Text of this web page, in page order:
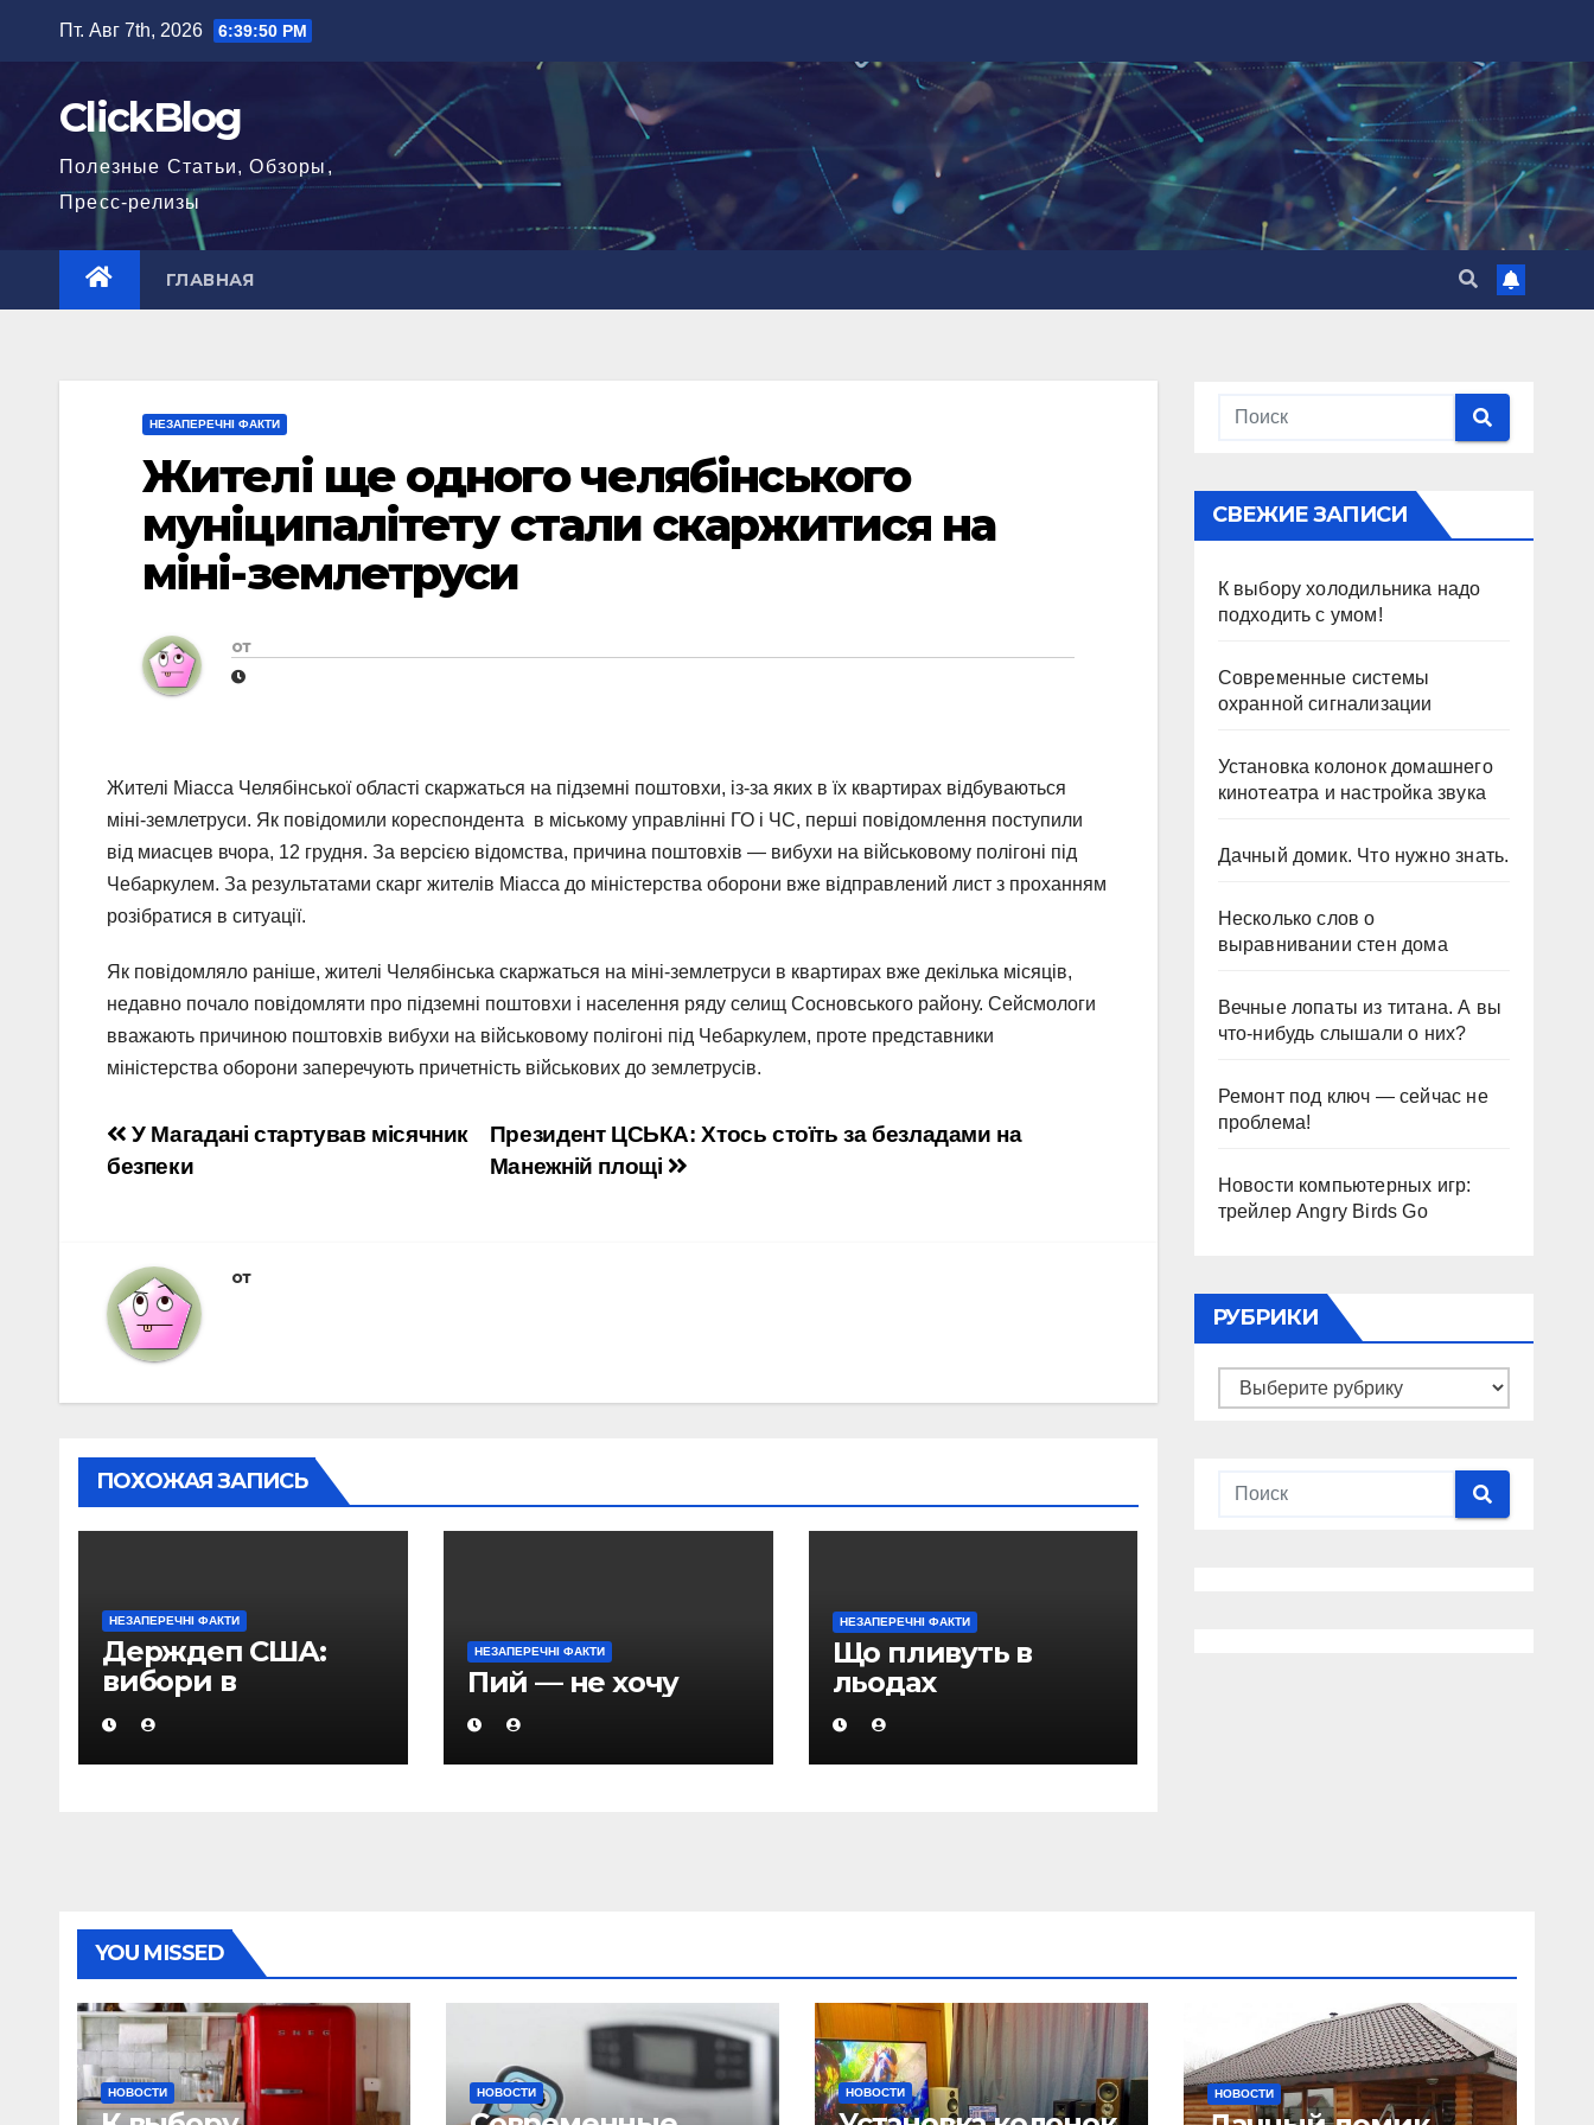
содержимому
Пт. Авг 7th, 2026 6:39:51 PM
ClickBlog
Полезные Статьи, Обзоры,
Пресс-релизы
ГЛАВНАЯ
НЕЗАПЕРЕЧНІ ФАКТИ
Жителі ще одного челябінського
муніципалітету стали скаржитися на
міні-землетруси
от
Жителі Міасса Челябінської області скаржаться на підземні поштовхи, із-за яких в їх квартирах відбуваються
міні-землетруси. Як повідомили кореспондента в міському управлінні ГО і ЧС, перші повідомлення поступили
від миасцев вчора, 12 грудня. За версією відомства, причина поштовхів — вибухи на військовому полігоні під
Чебаркулем. За результатами скарг жителів Міасса до міністерства оборони вже відправлений лист з проханням
розібратися в ситуації.
Як повідомляло раніше, жителі Челябінська скаржаться на міні-землетруси в квартирах вже декілька місяців,
недавно почало повідомляти про підземні поштовхи і населення ряду селищ Сосновського району. Сейсмологи
вважають причиною поштовхів вибухи на військовому полігоні під Чебаркулем, проте представники
міністерства оборони заперечують причетність військових до землетрусів.
Навигация
Президент ЦСЬКА: Хтось стоїть за безладами на
Манежній площі
У Магадані стартував місячник
безпеки
от
ПОХОЖАЯ ЗАПИСЬ
НЕЗАПЕРЕЧНІ ФАКТИ
Держдеп США:
вибори в
Азербайджані не
відповідали
міжнародним
НЕЗАПЕРЕЧНІ ФАКТИ
Пий — не хочу
НЕЗАПЕРЕЧНІ ФАКТИ
Що пливуть в
льодах
СВЕЖИЕ ЗАПИСИ
К выбору холодильника надо
подходить с умом!
Современные системы
охранной сигнализации
Установка колонок домашнего
кинотеатра и настройка звука
Дачный домик. Что нужно знать.
Несколько слов о
выравнивании стен дома
Вечные лопаты из титана. А вы
что-нибудь слышали о них?
Ремонт под ключ — сейчас не
проблема!
Новости компьютерных игр:
трейлер Angry Birds Go
РУБРИКИ
Рубрики
YOU MISSED
НОВОСТИ НОВОСТИ НОВОСТИ НОВОСТИ